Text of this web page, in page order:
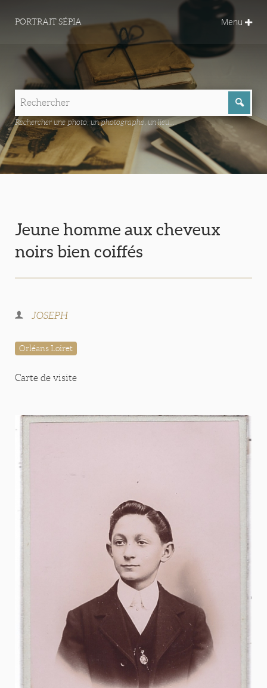
PORTRAIT SÉPIA Menu
Rechercher une photo, un photographe, un lieu...
Jeune homme aux cheveux
noirs bien coiffés
JOSEPH
Orléans Loiret
Carte de visite